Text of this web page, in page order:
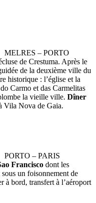
– PORTO
de Crestuma. Après le
de la deuxième ville du
historique : l’église et la
Carmo et das Carmelitas
la vieille ville. Dîner
Vila Nova de Gaia.
– PARIS
Francisco dont les
un foisonnement de
à bord, transfert à l’aéroport